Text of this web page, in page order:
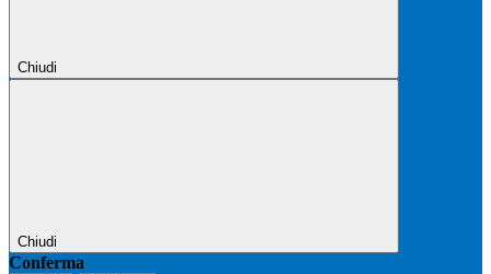
Chiudi
Chiudi
Conferma